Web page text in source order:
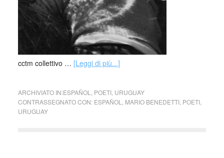
cctm collettivo … [Leggi di più...]
ARCHIVIATO IN:ESPAÑOL POETI, URUGUAY
CONTRASSEGNATO CON: ESPAÑOL MARIO BENEDETTI, POETI,
URUGUAY